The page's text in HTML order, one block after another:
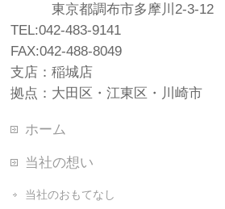
東京都調布市多摩川2-3-12
TEL:042-483-9141
FAX:042-488-8049
支店：稲城店
拠点：大田区・江東区・川崎市
ホーム
当社の想い
当社のおもてなし